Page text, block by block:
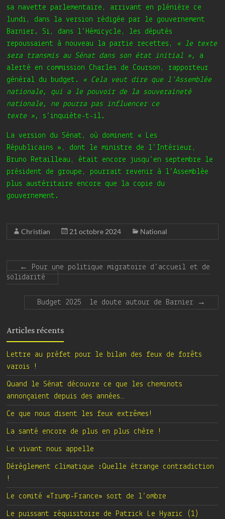
sa navette parlementaire, arrivant en plénière ce
lundi, dans la version rédigée par le gouvernement
Barnier. Si, dans l’Hémicycle, les députés
repoussaient à nouveau la partie recettes, « le texte
sera transmis au Sénat dans son état initial », a
alerté en commission Charles de Courson, rapporteur
général du budget. « Cela veut dire que l’Assemblée
nationale, qui a le pouvoir de la souveraineté
nationale, ne pourra pas influencer ce
texte », s’inquiète-t-il.
La version du Sénat, où dominent « Les
Républicains », dont le ministre de l’Intérieur,
Bruno Retailleau , était encore jusqu’en septembre le
président de groupe, pourrait revenir à l’Assemblée
plus austéritaire encore que la copie du
gouvernement.
Christian 21 octobre 2024 National
←
Pour une politique migratoire d’accueil et de
solidarité
Budget 2025 le doute autour de Barnier →
Articles récents
Lettre au préfet pour le bilan des feux de forêts
varois !
Quand le Sénat découvre ce que les cheminots
annonçaient depuis des années…
Ce que nous disent les feux extrêmes!
La santé encore de plus en plus chère !
Le vivant nous appelle
Dérèglement climatique :Quelle étrange contradiction
!
Le comité «Trump-France» sort de l’ombre
Le puissant réquisitoire de Patrick Le Hyaric (1)